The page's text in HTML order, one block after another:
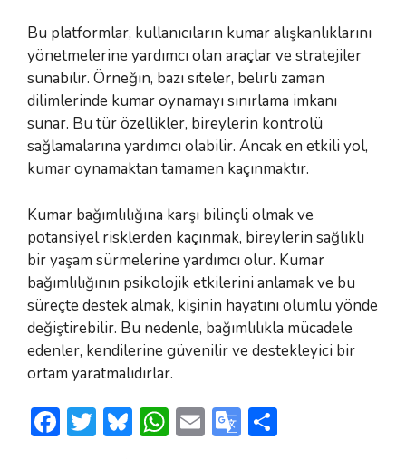
Bu platformlar, kullanıcıların kumar alışkanlıklarını
yönetmelerine yardımcı olan araçlar ve stratejiler
sunabilir. Örneğin, bazı siteler, belirli zaman
dilimlerinde kumar oynamayı sınırlama imkanı
sunar. Bu tür özellikler, bireylerin kontrolü
sağlamalarına yardımcı olabilir. Ancak en etkili yol,
kumar oynamaktan tamamen kaçınmaktır.
Kumar bağımlılığına karşı bilinçli olmak ve
potansiyel risklerden kaçınmak, bireylerin sağlıklı
bir yaşam sürmelerine yardımcı olur. Kumar
bağımlılığının psikolojik etkilerini anlamak ve bu
süreçte destek almak, kişinin hayatını olumlu yönde
değiştirebilir. Bu nedenle, bağımlılıkla mücadele
edenler, kendilerine güvenilir ve destekleyici bir
ortam yaratmalıdırlar.
F
ac
T
w
Bl W E G